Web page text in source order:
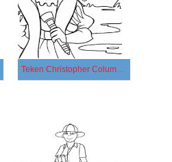
Teken Christopher Columbus voor kinderen